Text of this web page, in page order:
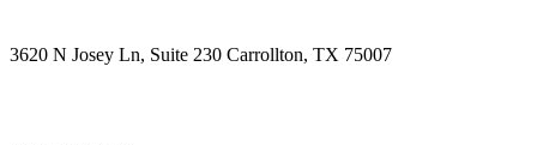
3620 N Josey Ln, Suite 230 Carrollton, TX 75007